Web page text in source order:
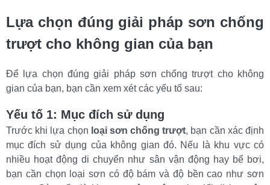
Lựa chọn đúng giải pháp sơn chống
trượt cho không gian của bạn
Để lựa chọn đúng giải pháp sơn chống trượt cho không
gian của bạn, bạn cần xem xét các yếu tố sau:
Yếu tố 1: Mục đích sử dụng
Trước khi lựa chọn loại sơn chống trượt, bạn cần xác định
mục đích sử dụng của không gian đó. Nếu là khu vực có
nhiều hoạt động di chuyển như sân vận động hay bể bơi,
bạn cần chọn loại sơn có độ bám và độ bền cao như sơn